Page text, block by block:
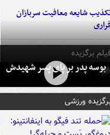
شایعه معافیت سربازان
فیلم برگزیده
بوسه‌ پدر بر پای پسر شهیدش
ورزشی